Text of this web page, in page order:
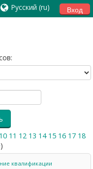
Вход
Русский ‎(ru)‎
10 11 12 13 14 15 16 17 18
)
квалификации